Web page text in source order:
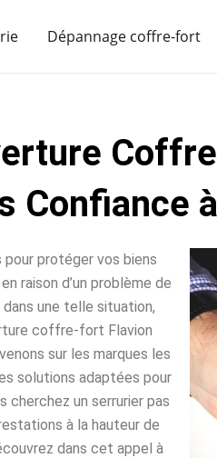
Dépannage coffre-fort
Confiance
protéger vos biens
raison d’un problème de
dans une telle situation,
coffre-fort Flavion
sur les marques les
solutions adaptées pour
un serrurier pas
à la hauteur de
dans cet appel à